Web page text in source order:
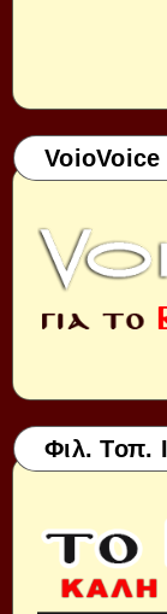
VoioVoice
Φιλ. Τοπ.